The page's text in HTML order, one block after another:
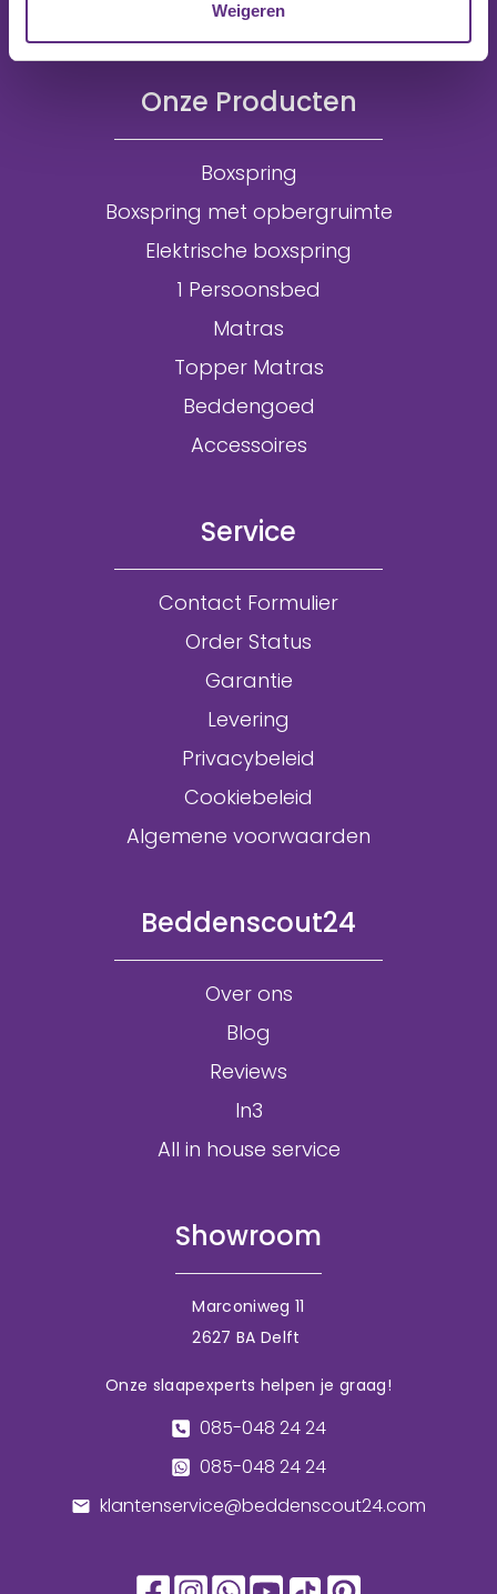
Weigeren
Onze Producten
Boxspring
Boxspring met opbergruimte
Elektrische boxspring
1 Persoonsbed
Matras
Topper Matras
Beddengoed
Accessoires
Service
Contact Formulier
Order Status
Garantie
Levering
Privacybeleid
Cookiebeleid
Algemene voorwaarden
Beddenscout24
Over ons
Blog
Reviews
In3
All in house service
Showroom
Marconiweg 11
2627 BA Delft
Onze slaapexperts helpen je graag!
085-048 24 24
085-048 24 24
klantenservice@beddenscout24.com